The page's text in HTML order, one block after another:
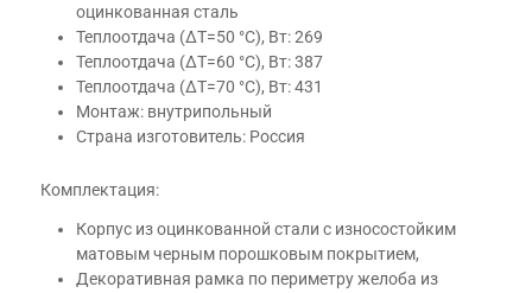
оцинкованная сталь
Теплоотдача (ΔT=50 °C), Вт: 269
Теплоотдача (ΔT=60 °C), Вт: 387
Теплоотдача (ΔT=70 °C), Вт: 431
Монтаж: внутрипольный
Страна изготовитель: Россия
Комплектация:
Корпус из оцинкованной стали с износостойким
матовым черным порошковым покрытием,
Декоративная рамка по периметру желоба из